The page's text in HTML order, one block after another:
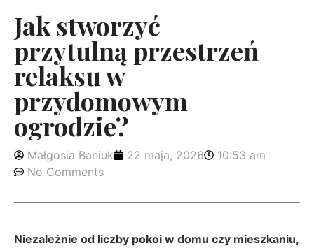
Jak stworzyć
przytulną przestrzeń
relaksu w
przydomowym
ogrodzie?
Małgosia Baniuk 22 maja, 2026
10:53 am
No Comments
Niezależnie od liczby pokoi w domu czy mieszkaniu,